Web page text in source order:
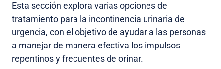
Esta sección explora varias opciones de
tratamiento para la incontinencia urinaria de
urgencia, con el objetivo de ayudar a las personas
a manejar de manera efectiva los impulsos
repentinos y frecuentes de orinar.